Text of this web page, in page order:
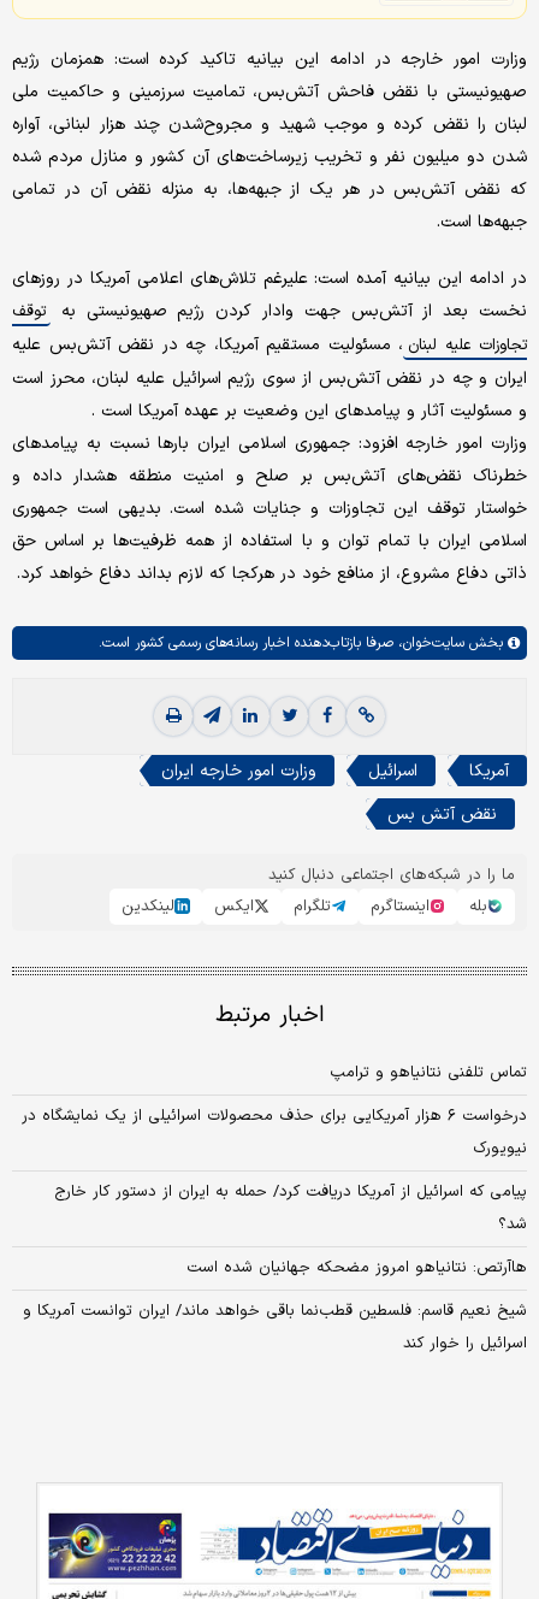
وزارت امور خارجه در ادامه این بیانیه تاکید کرده است: همزمان رژیم
صهیونیستی با نقض فاحش آتش‌بس، تمامیت سرزمینی و حاکمیت ملی
لبنان را نقض کرده و موجب شهید و مجروح‌شدن چند هزار لبنانی، آواره
شدن دو میلیون نفر و تخریب زیرساخت‌های آن کشور و منازل مردم شده
که نقض آتش‌بس در هر یک از جبهه‌ها، به منزله نقض آن در تمامی
جبهه‌ها است.
در ادامه این بیانیه آمده است: علیرغم تلاش‌های اعلامی آمریکا در روزهای
نخست بعد از آتش‌بس جهت وادار کردن رژیم صهیونیستی به
توقف
تجاوزات علیه لبنان ، مسئولیت مستقیم آمریکا، چه در نقض آتش‌بس علیه
ایران و چه در نقض آتش‌بس از سوی رژیم اسرائیل علیه لبنان، محرز است
و مسئولیت آثار و پیامدهای این وضعیت بر عهده آمریکا است .
وزارت امور خارجه افزود: جمهوری اسلامی ایران بارها نسبت به پیامدهای
خطرناک نقض‌های آتش‌بس بر صلح و امنیت منطقه هشدار داده و
خواستار توقف این تجاوزات و جنایات شده است‌. بدیهی است جمهوری
اسلامی ایران با تمام توان و با استفاده از همه ظرفیت‌ها بر اساس حق
ذاتی دفاع مشروع، از منافع خود در هرکجا که لازم بداند دفاع خواهد کرد.
بخش سایت‌خوان، صرفا بازتاب‌دهنده اخبار رسانه‌های رسمی کشور است.
آمریکا اسرائیل
وزارت امور خارجه ایران
نقض آتش بس
ما را در شبکه‌های اجتماعی دنبال کنید
بله
اینستاگرم تلگرام ایکس لینکدین
اخبار مرتبط
تماس تلفنی نتانیاهو و ترامپ
درخواست ۶ هزار آمریکایی برای حذف محصولات اسرائیلی از یک نمایشگاه در
نیویورک
پیامی که اسرائیل از آمریکا دریافت کرد/ حمله به ایران از دستور کار خارج
شد؟
هاآرتص: نتانیاهو امروز مضحکه جهانیان شده است
شیخ نعیم قاسم: فلسطین قطب‌نما باقی خواهد ماند/ ایران توانست آمریکا و
اسرائیل را خوار کند